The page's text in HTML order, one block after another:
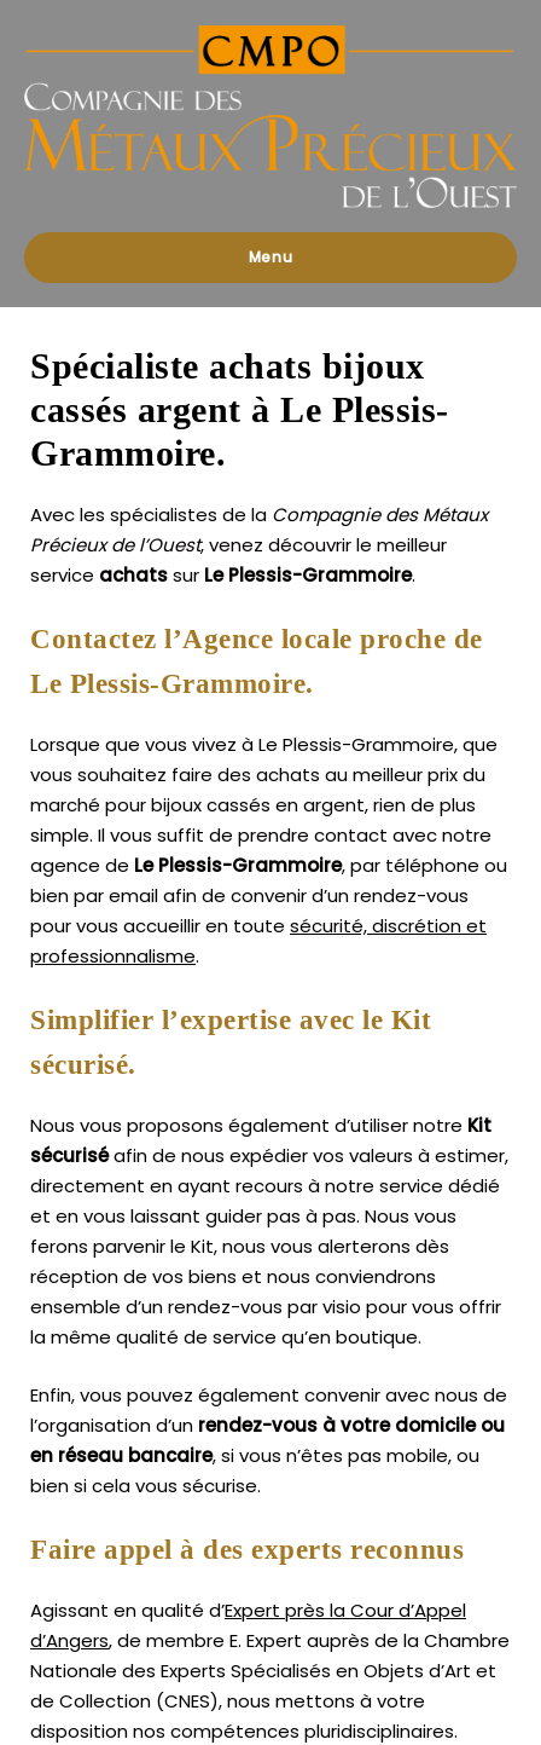
des
Précieux
l'Ouest
Menu
Spécialiste achats bijoux
cassés argent à Le Plessis-
Grammoire.
Avec les spécialistes de la Compagnie des Métaux
Précieux de l’Ouest, venez découvrir le meilleur
service achatssur Le Plessis-Grammoire.
Contactez l’Agence locale proche de
Le Plessis-Grammoire.
Lorsque que vous vivez à Le Plessis-Grammoire, que
vous souhaitez faire des achats au meilleur prix du
marché pour bijoux cassés en argent, rien de plus
simple. Il vous suffit de prendre contact avec notre
agence de Le Plessis-Grammoire, par téléphone ou
bien par email afin de convenir d’un rendez-vous
pour vous accueillir en toute sécurité, discrétion et
professionnalisme.
Simplifier l’expertise avec le Kit
sécurisé.
Nous vous proposons également d’utiliser notre Kit
sécuriséafin de nous expédier vos valeurs à estimer,
directement en ayant recours à notre service dédié
et en vous laissant guider pas à pas. Nous vous
ferons parvenir le Kit, nous vous alerterons dès
réception de vos biens et nous conviendrons
ensemble d’un rendez-vous par visio pour vous offrir
la même qualité de service qu’en boutique.
Enfin, vous pouvez également convenir avec nous de
l’organisation d’un rendez-vous à votre domicile ou
en réseau bancaire, si vous n’êtes pas mobile, ou
bien si cela vous sécurise.
Faire appel à des experts reconnus
Agissant en qualité d’Expert près la Cour d’Appel
d’Angers, de membre E. Expert auprès de laChambre
Nationale des Experts Spécialisés en Objets d’Art et
de Collection (CNES),nous mettons à votre
disposition nos compétences pluridisciplinaires.